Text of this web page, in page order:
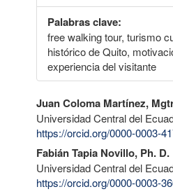
Palabras clave:
free walking tour, turismo
histórico de Quito,
experiencia del visitante
Contenido
principal
del
artículo
Juan Coloma Martínez,
Universidad Central del
https://orcid.org/0000-0003-
Fabián Tapia Novillo, Ph. D.
Universidad Central del
https://orcid.org/0000-0003-